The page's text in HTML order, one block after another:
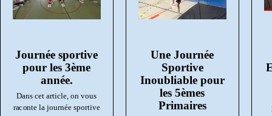
Journée sportive
pour les 3ème
année.
Dans cet article, on vous
raconte la journée sportive
Une Journée
Sportive
Inoubliable pour
les 5èmes
Primaires